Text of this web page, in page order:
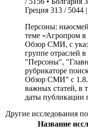
Греция 313 / 5044
Персоны:
теме «Агропром
Обзор СМИ, с
группе отраслей
"Персоны",
рубрикаторе
Обзор СМИ" с
важных статей, в
даты публикации
Другие исследования
Название